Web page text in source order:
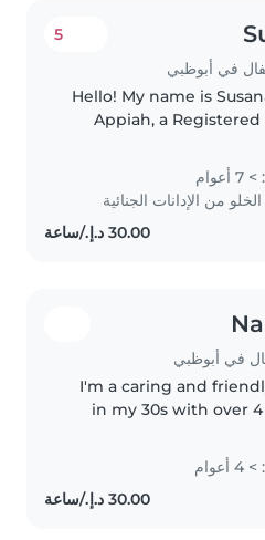
في أبوظبي
5
Hello! My name is
Appiah, a
experience caring for
infants, and young
passionate about
من الإدانات الجنائية
في أبوظبي
I'm a caring and
in my 30s with over 4
toddlers and
comfortable with pets
chores, and I love